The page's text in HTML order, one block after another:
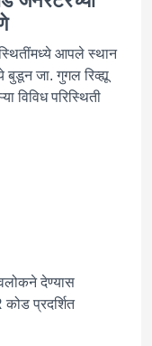
आपले स्थान
बुडून जा. गुगल रिव्ह्यू
विविध परिस्थिती
देण्यास
कोड प्रदर्शित